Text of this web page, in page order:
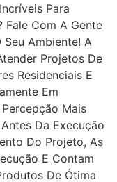
Para
Fale Com A Gente
Seu Ambiente! A
Projetos De
Residenciais E
Em
Mais
Da Execução
Do Projeto, As
E Contam
De Ótima